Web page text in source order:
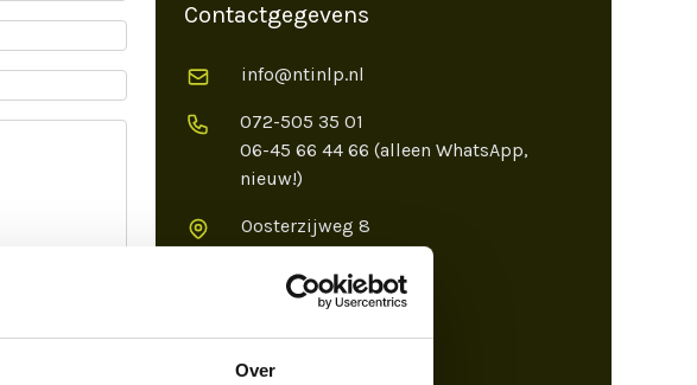
Over
Contactgegevens
info@ntinlp.nl
072-505 35 01
06-45 66 44 66 (alleen WhatsApp,
nieuw!)
Oosterzijweg 8
1906 AX Limmen
KvK: 87532352
Onze locaties